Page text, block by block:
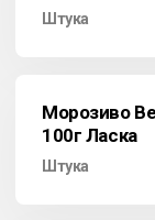
Штука
Морозиво
100г Ласка
Штука